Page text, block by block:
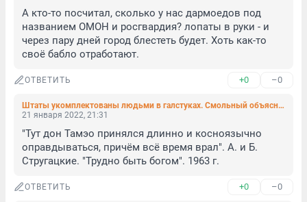
А кто-то посчитал, сколько у нас дармоедов под
названием ОМОН и росгвардия? лопаты в руки - и
через пару дней город блестеть будет. Хоть как-то
своё бабло отработают.
ОТВЕТИТЬ +0 –0
Штаты укомплектованы людьми в галстуках. Смольный объяснился за неубранный город
21 января 2022, 21:31
"Тут дон Тамэо принялся длинно и косноязычно
оправдываться, причём всё время врал". А. и Б.
Стругацкие. "Трудно быть богом". 1963 г.
ОТВЕТИТЬ +0 –0